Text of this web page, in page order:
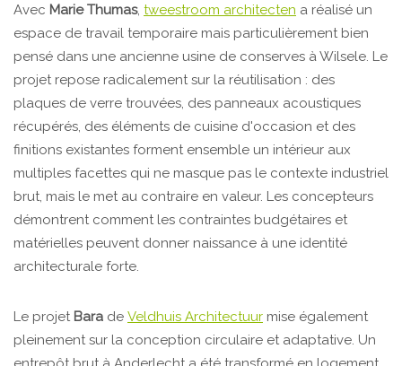
Avec Marie Thumas, tweestroom architecten a réalisé un
espace de travail temporaire mais particulièrement bien
pensé dans une ancienne usine de conserves à Wilsele. Le
projet repose radicalement sur la réutilisation : des
plaques de verre trouvées, des panneaux acoustiques
récupérés, des éléments de cuisine d'occasion et des
finitions existantes forment ensemble un intérieur aux
multiples facettes qui ne masque pas le contexte industriel
brut, mais le met au contraire en valeur. Les concepteurs
démontrent comment les contraintes budgétaires et
matérielles peuvent donner naissance à une identité
architecturale forte.
Le projet Bara de Veldhuis Architectuur mise également
pleinement sur la conception circulaire et adaptative. Un